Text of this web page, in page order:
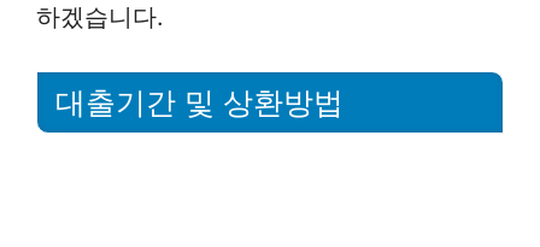
하겠습니다.
대출기간 및 상환방법